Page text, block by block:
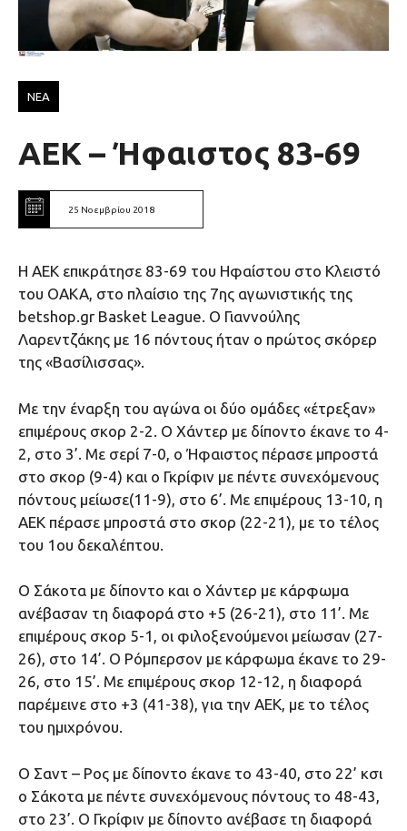
ΝΕΑ
AEK – Ήφαιστος 83-69
25 Νοεμβρίου 2018
Η ΑΕΚ επικράτησε 83-69 του Ηφαίστου στο Κλειστό
του ΟΑΚΑ, στο πλαίσιο της 7ης αγωνιστικής της
betshop.gr Βasket League. O Γιαννούλης
Λαρεντζάκης με 16 πόντους ήταν ο πρώτος σκόρερ
της «Βασίλισσας».
Με την έναρξη του αγώνα οι δύο ομάδες «έτρεξαν»
επιμέρους σκορ 2-2. Ο Χάντερ με δίποντο έκανε το 4-
2, στο 3’. Με σερί 7-0, ο Ήφαιστος πέρασε μπροστά
στο σκορ (9-4) και ο Γκρίφιν με πέντε συνεχόμενους
πόντους μείωσε(11-9), στο 6’. Με επιμέρους 13-10, η
ΑΕΚ πέρασε μπροστά στο σκορ (22-21), με το τέλος
του 1ου δεκαλέπτου.
Ο Σάκοτα με δίποντο και ο Χάντερ με κάρφωμα
ανέβασαν τη διαφορά στο +5 (26-21), στο 11’. Με
επιμέρους σκορ 5-1, οι φιλοξενούμενοι μείωσαν (27-
26), στο 14’. Ο Ρόμπερσον με κάρφωμα έκανε το 29-
26, στο 15’. Με επιμέρους σκορ 12-12, η διαφορά
παρέμεινε στο +3 (41-38), για την ΑΕΚ, με το τέλος
του ημιχρόνου.
Ο Σαντ – Ρος με δίποντο έκανε το 43-40, στο 22’ κσι
ο Σάκοτα με πέντε συνεχόμενους πόντους το 48-43,
στο 23’. Ο Γκρίφιν με δίποντο ανέβασε τη διαφορά